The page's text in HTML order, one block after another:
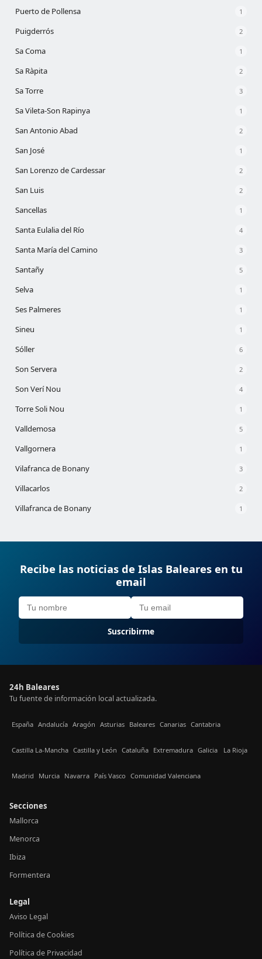
Puerto de Pollensa 1
Puigderrós 2
Sa Coma 1
Sa Ràpita 2
Sa Torre 3
Sa Vileta-Son Rapinya 1
San Antonio Abad 2
San José 1
San Lorenzo de Cardessar 2
San Luis 2
Sancellas 1
Santa Eulalia del Río 4
Santa María del Camino 3
Santañy 5
Selva 1
Ses Palmeres 1
Sineu 1
Sóller 6
Son Servera 2
Son Verí Nou 4
Torre Soli Nou 1
Valldemosa 5
Vallgornera 1
Vilafranca de Bonany 3
Villacarlos 2
Villafranca de Bonany 1
Recibe las noticias de Islas Baleares en tu
email
Suscribirme
24h Baleares
Tu fuente de información local actualizada.
España Andalucía Aragón Asturias Baleares Canarias Cantabria
Castilla La-Mancha Castilla y León Cataluña Extremadura Galicia La Rioja
Madrid Murcia Navarra País Vasco Comunidad Valenciana
Secciones
Mallorca
Menorca
Ibiza
Formentera
Legal
Aviso Legal
Política de Cookies
Política de Privacidad